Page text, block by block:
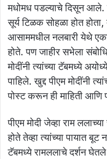
मधोमध पडल्याचे दिसून आले.
सूर्य टिळक सोहळा होत
आसाममधील नलबारी येथे
होते. पण जाहीर सभेला
मोदींनी त्यांच्या टॅबमध्ये
पाहिले. खुद्द पीएम मोदींनी
पोस्ट करून ही माहिती
पीएम मोदी जेव्हा राम
होते तेव्हा त्यांच्या पायात बूट
टॅबमध्ये रामललाचे दर्शन